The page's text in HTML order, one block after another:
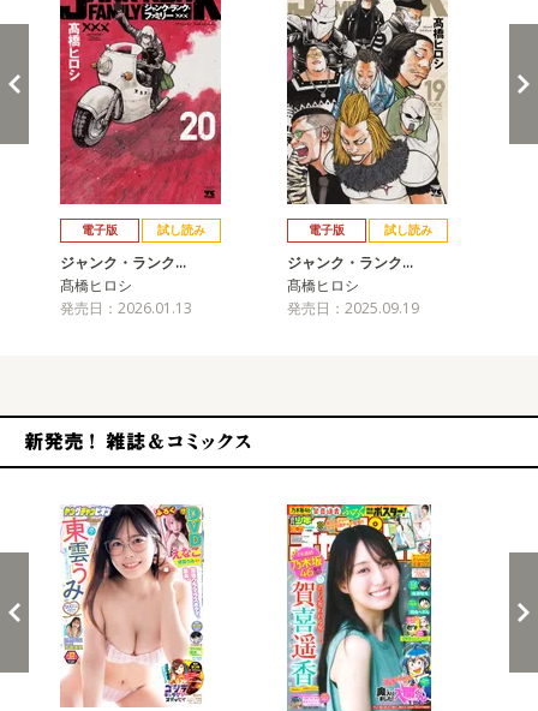
電子版 試し読み
ジャンク・ランク…
髙橋ヒロシ
発売日：2026.01.13
電子版 試し読み
ジャンク・ランク…
髙橋ヒロシ
発売日：2025.09.19